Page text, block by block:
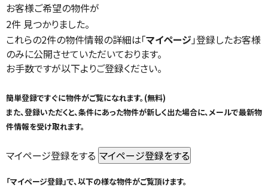
お客様ご希望の物件が
2件 見つかりました。
これらの2件の物件情報の詳細は「マイページ」登録したお客様
のみに公開させていただいております。
お手数ですが以下よりご登録ください。
簡単登録ですぐに物件がご覧になれます。(無料)
また、登録いただくと、条件にあった物件が新しく出た場合に、メールで最新物
件情報を受け取れます。
マイページ登録をする
「マイページ登録」で、以下の様な物件がご覧頂けます。